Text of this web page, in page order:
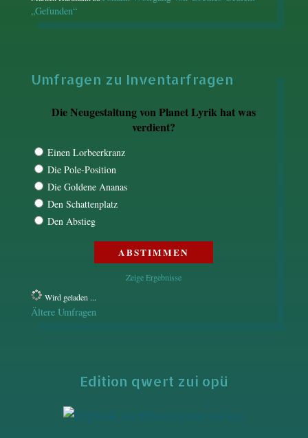
„Gefunden“
Umfragen zu Inventarfragen
Die Neugestaltung von Planet Lyrik hat was
verdient?
Einen Lorbeerkranz
Die Pole-Position
Die Goldene Ananas
Den Schattenplatz
Den Abstieg
Zeige Ergebnisse
Wird geladen ...
Ältere Umfragen
Edition qwert zui opü